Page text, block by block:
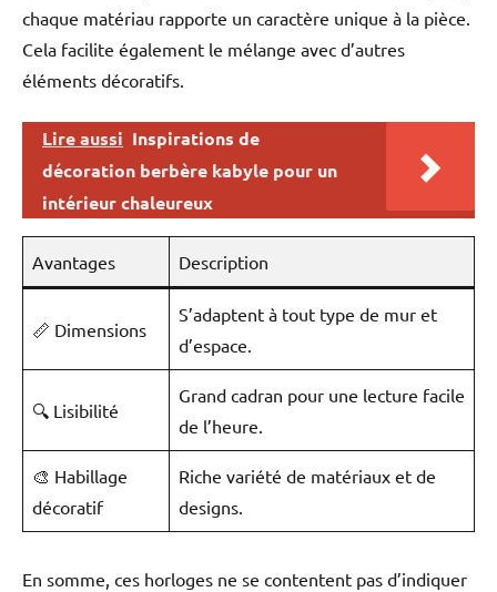
chaque matériau rapporte un caractère unique à la pièce.
Cela facilite également le mélange avec d’autres
éléments décoratifs.
Lire aussi Inspirations de
décoration berbère kabyle pour un
intérieur chaleureux
Avantages Description
📏 Dimensions
S’adaptent à tout type de mur et
d’espace.
🔍 Lisibilité
Grand cadran pour une lecture facile
de l’heure.
🎨 Habillage
décoratif
Riche variété de matériaux et de
designs.
En somme, ces horloges ne se contentent pas d’indiquer